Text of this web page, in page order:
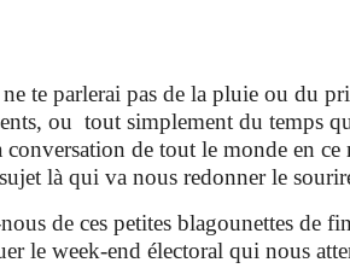
parlerai pas de la pluie ou du
ou tout simplement du temps
conversation de tout le monde en ce
sujet là qui va nous redonner le
de ces petites blagounettes de
le week-end électoral qui nous